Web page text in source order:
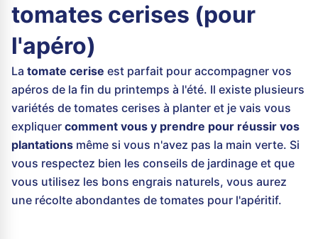
tomates cerises (pour
l'apéro)
La tomate cerise est parfait pour accompagner vos
apéros de la fin du printemps à l'été. Il existe plusieurs
variétés de tomates cerises à planter et je vais vous
expliquer comment vous y prendre pour réussir vos
plantations même si vous n'avez pas la main verte. Si
vous respectez bien les conseils de jardinage et que
vous utilisez les bons engrais naturels, vous aurez
une récolte abondantes de tomates pour l'apéritif.